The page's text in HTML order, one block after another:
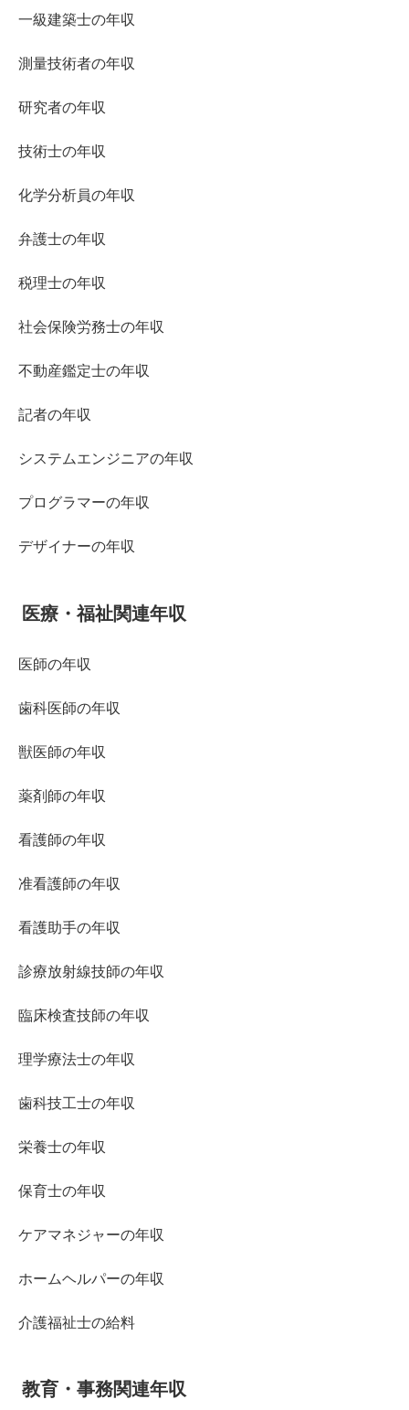
一級建築士の年収
測量技術者の年収
研究者の年収
技術士の年収
化学分析員の年収
弁護士の年収
税理士の年収
社会保険労務士の年収
不動産鑑定士の年収
記者の年収
システムエンジニアの年収
プログラマーの年収
デザイナーの年収
医療・福祉関連年収
医師の年収
歯科医師の年収
獣医師の年収
薬剤師の年収
看護師の年収
准看護師の年収
看護助手の年収
診療放射線技師の年収
臨床検査技師の年収
理学療法士の年収
歯科技工士の年収
栄養士の年収
保育士の年収
ケアマネジャーの年収
ホームヘルパーの年収
介護福祉士の給料
教育・事務関連年収